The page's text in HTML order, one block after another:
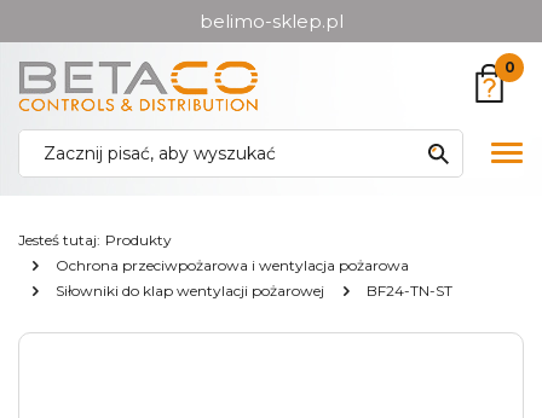
do menu
głównego
do
menu
w
stopce
belimo-sklep.pl
0
Jesteś tutaj: Produkty
Ochrona przeciwpożarowa i wentylacja pożarowa
Siłowniki do klap wentylacji pożarowej
BF24-TN-ST